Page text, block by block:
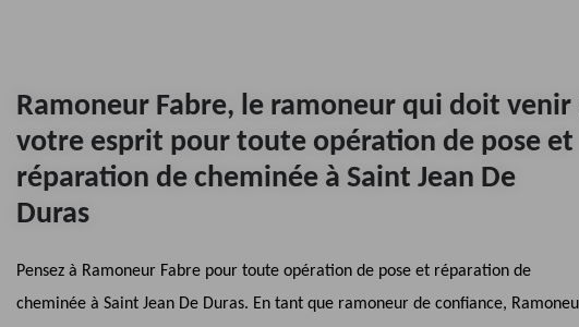
Ramoneur Fabre, le ramoneur qui doit venir
votre esprit pour toute opération de pose et
réparation de cheminée à Saint Jean De
Duras
Pensez à Ramoneur Fabre pour toute opération de pose et réparation de
cheminée à Saint Jean De Duras. En tant que ramoneur de confiance,